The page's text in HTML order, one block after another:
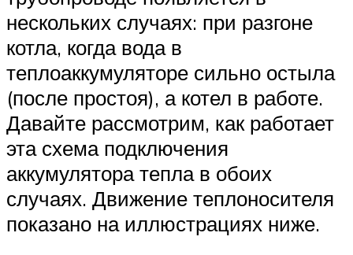
нескольких случаях: при разгоне
котла, когда вода в
теплоаккумуляторе сильно остыла
(после простоя), а котел в работе.
Давайте рассмотрим, как работает
эта схема подключения
аккумулятора тепла в обоих
случаях. Движение теплоносителя
показано на иллюстрациях ниже.